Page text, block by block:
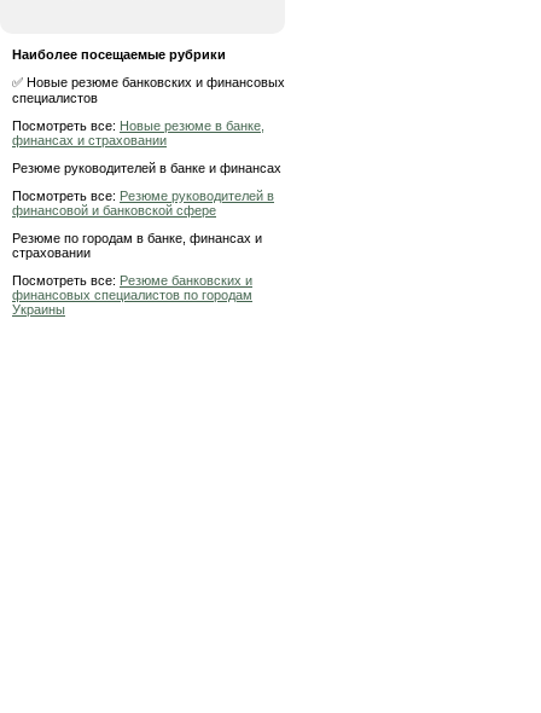
Наиболее посещаемые рубрики
✅ Новые резюме банковских и финансовых
специалистов
Посмотреть все: Новые резюме в банке,
финансах и страховании
Резюме руководителей в банке и финансах
Посмотреть все: Резюме руководителей в
финансовой и банковской сфере
Резюме по городам в банке, финансах и
страховании
Посмотреть все: Резюме банковских и
финансовых специалистов по городам
Украины